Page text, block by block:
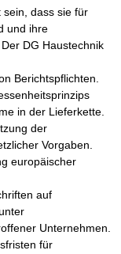
sein, dass sie für
und ihre
DG Haustechnik
Berichtspflichten.
in der Lieferkette.
der
Vorgaben.
europäischer
auf
Unternehmen.
für